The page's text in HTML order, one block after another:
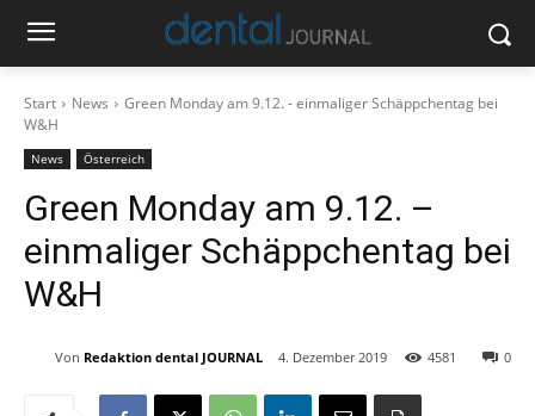
Start News
Green Monday am 9.12. - einmaliger Schäppchentag bei
W&H
News Österreich
Green Monday am 9.12. –
einmaliger Schäppchentag bei
W&H
Von Redaktion dental JOURNAL 4. Dezember 2019 0
4581